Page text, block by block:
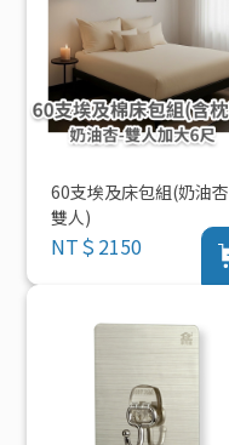
60支埃及床包組(奶油杏
雙人)
NT＄2150